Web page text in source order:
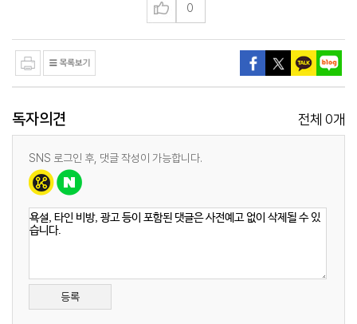
0
독자의견 전체 0개
SNS 로그인 후, 댓글 작성이 가능합니다.
등록